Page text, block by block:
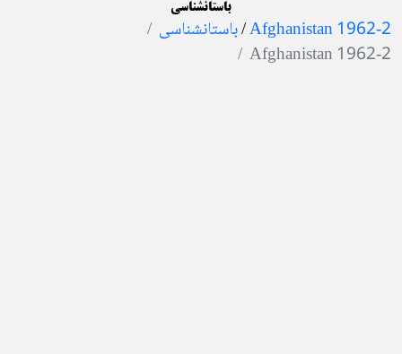
باستانشناسی
Afghanistan 1962-2
/باستانشناسی
Afghanistan 1962-2